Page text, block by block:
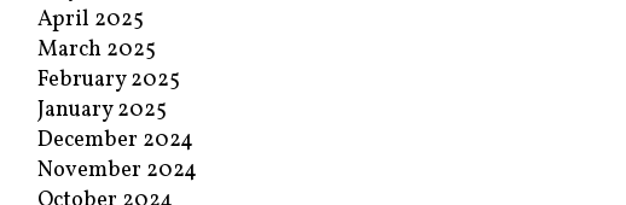
April 2025
March 2025
February 2025
January 2025
December 2024
November 2024